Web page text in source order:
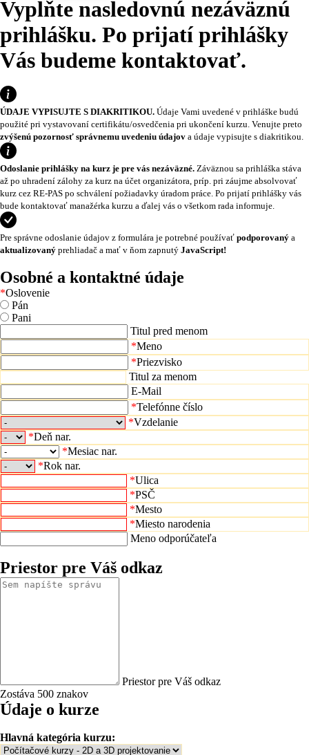
Vyplňte nasledovnú nezáväznú
prihlášku. Po prijatí prihlášky
Vás budeme kontaktovať.
ÚDAJE VYPISUJTE S DIAKRITIKOU. Údaje Vami uvedené v prihláške budú
použité pri vystavovaní certifikátu/osvedčenia pri ukončení kurzu. Venujte preto
zvýšenú pozornosť správnemu uvedeniu údajov a údaje vypisujte s diakritikou.
Odoslanie prihlášky na kurz je pre vás nezáväzné. Záväznou sa prihláška stáva
až po uhradení zálohy za kurz na účet organizátora, príp. pri záujme absolvovať
kurz cez RE-PAS po schválení požiadavky úradom práce. Po prijatí prihlášky vás
bude kontaktovať manažérka kurzu a ďalej vás o všetkom rada informuje.
Pre správne odoslanie údajov z formulára je potrebné používať podporovaný a
aktualizovaný prehliadač a mať v ňom zapnutý JavaScript!
Osobné a kontaktné údaje
*Oslovenie
Pán
Pani
Titul pred menom
*Meno
*Priezvisko
Titul za menom
E-Mail
*Telefónne číslo
*Vzdelanie
*Deň nar.
*Mesiac nar.
*Rok nar.
*Ulica
*PSČ
*Mesto
*Miesto narodenia
Meno odporúčateľa
Priestor pre Váš odkaz
Priestor pre Váš odkaz
Zostáva 500 znakov
Údaje o kurze
Hlavná kategória kurzu: